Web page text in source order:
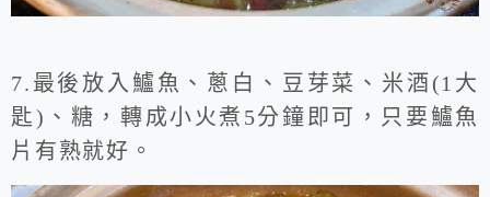
7.最後放入鱸魚、蔥白、豆芽菜、米酒(1大
匙)、糖，轉成小火煮5分鐘即可，只要鱸魚
片有熟就好。